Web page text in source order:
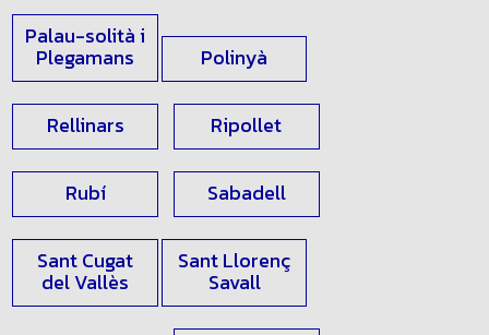
Palau-solità i
Plegamans Polinyà
Rellinars Ripollet
Rubí Sabadell
Sant Cugat
del Vallès
Sant Llorenç
Savall